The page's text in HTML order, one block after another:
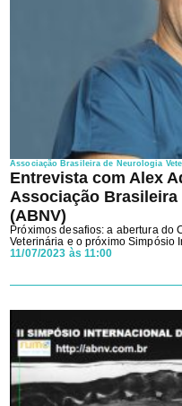
Associação Brasileira de Neurologia
Entrevista com Alex
Associação
(ABNV)
Próximos desafios: a abertura
Veterinária e o próximo Simpósio
11/07/2023 às 11:00